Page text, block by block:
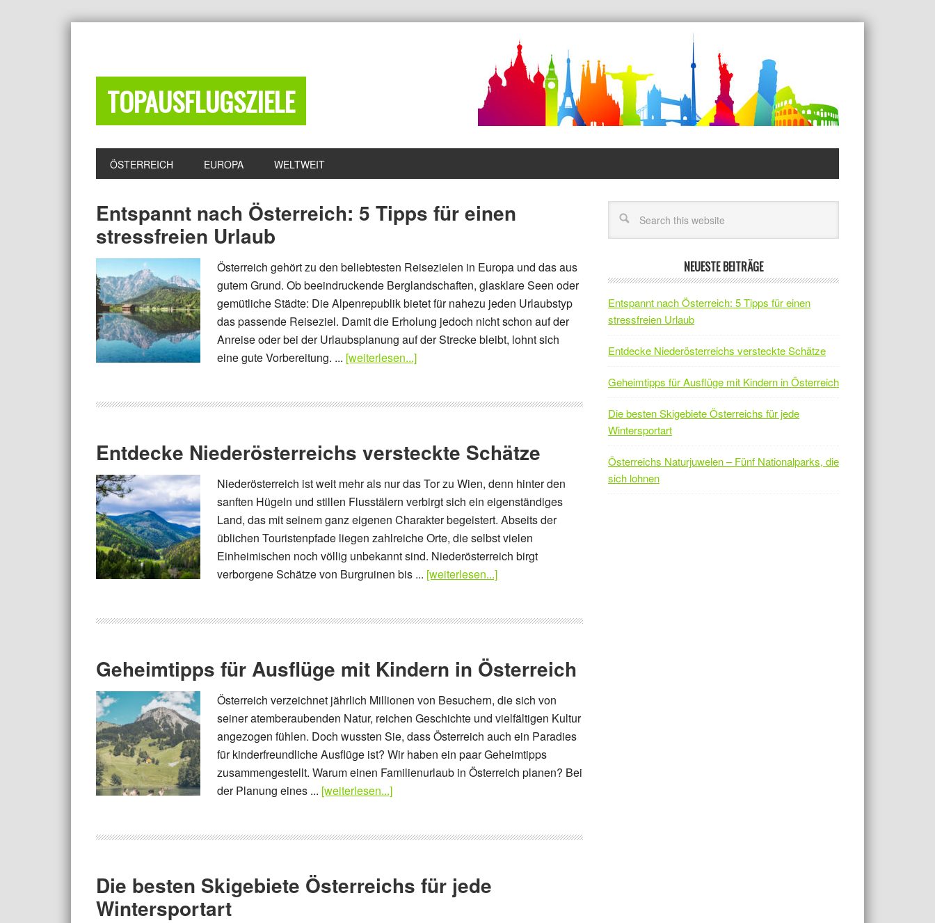
TOPAUSFLUGSZIELE
ÖSTERREICH EUROPA WELTWEIT
Entspannt nach Österreich: 5 Tipps für einen
stressfreien Urlaub
Österreich gehört zu den beliebtesten Reisezielen in Europa und das aus
gutem Grund. Ob beeindruckende Berglandschaften, glasklare Seen oder
gemütliche Städte: Die Alpenrepublik bietet für nahezu jeden Urlaubstyp
das passende Reiseziel. Damit die Erholung jedoch nicht schon auf der
Anreise oder bei der Urlaubsplanung auf der Strecke bleibt, lohnt sich
eine gute Vorbereitung. ... [weiterlesen...]
Entdecke Niederösterreichs versteckte Schätze
Niederösterreich ist weit mehr als nur das Tor zu Wien, denn hinter den
sanften Hügeln und stillen Flusstälern verbirgt sich ein eigenständiges
Land, das mit seinem ganz eigenen Charakter begeistert. Abseits der
üblichen Touristenpfade liegen zahlreiche Orte, die selbst vielen
Einheimischen noch völlig unbekannt sind. Niederösterreich birgt
verborgene Schätze von Burgruinen bis ... [weiterlesen...]
Geheimtipps für Ausflüge mit Kindern in Österreich
Österreich verzeichnet jährlich Millionen von Besuchern, die sich von
seiner atemberaubenden Natur, reichen Geschichte und vielfältigen Kultur
angezogen fühlen. Doch wussten Sie, dass Österreich auch ein Paradies
für kinderfreundliche Ausflüge ist? Wir haben ein paar Geheimtipps
zusammengestellt. Warum einen Familienurlaub in Österreich planen? Bei
der Planung eines ... [weiterlesen...]
Die besten Skigebiete Österreichs für jede
Wintersportart
NEUESTE BEITRÄGE
Entspannt nach Österreich: 5 Tipps für einen
stressfreien Urlaub
Entdecke Niederösterreichs versteckte Schätze
Geheimtipps für Ausflüge mit Kindern in Österreich
Die besten Skigebiete Österreichs für jede
Wintersportart
Österreichs Naturjuwelen – Fünf Nationalparks, die
sich lohnen